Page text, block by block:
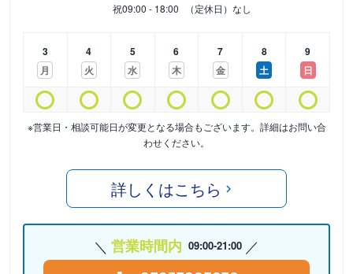
祝09:00 - 18:00 （定休日）なし
3
月
4
火
5
水
6
木
7
金
8
土
9
日
※営業日・相談可能日が変更となる場合もございます。詳細はお問い合
わせください。
詳しくはこちら
営業時間内 09:00-21:00